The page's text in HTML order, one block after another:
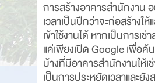
การสร้างอาคารสำนักงาน
เวลาเป็นปีกว่าจะก่อสร้างให้
เข้าใช้งานได้ หากเป็นการเช่
แค่เพียงเปิด Google เพื่อค้
บ้างที่มีอาคารสำนักงานให้เ
เป็นการประหยัดเวลาและยั